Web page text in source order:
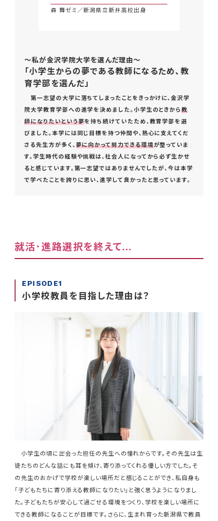
森 舞ゼミ／新潟県立新井高校出身
～私が金沢学院大学を選んだ理由～
「小学生からの夢である教師になるため、教
育学部を選んだ」
第一志望の大学に落ちてしまったことをきっかけに、金沢学
院大学教育学部への進学を決めました。小学生のときから教
師になりたいという夢を持ち続けていたため、教育学部を選
びました。本学には同じ目標を持つ仲間や、熱心に支えてくだ
さる先生方が多く、 夢に向かって努力できる環境が整っていま
す。学生時代の経験や挑戦は、社会人になってから必ず生かせ
ると感じています。第一志望ではありませんでしたが、今は本学
で学べたことを誇りに思い、進学して良かったと思っています。
就活･進路選択を終えて…
EPISODE1
小学校教員を目指した理由は？
小学生の頃に出会った担任の先生への憧れからです。その先生は生
徒たちのどんな話にも耳を傾け、寄り添ってくれる優しい方でした。そ
の先生のおかげで学校が楽しい場所だと感じることができ、私自身も
「子どもたちに寄り添える教師になりたい」と強く思うようになりまし
た。子どもたちが安心して過ごせる環境をつくり、学校を楽しい場所に
できる教師になることが目標です。さらに、生まれ育った新潟県で教員